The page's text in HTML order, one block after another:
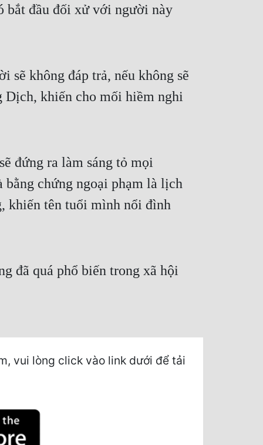
bắt đầu đối xử với người này
sẽ không đáp trả, nếu không sẽ
Dịch, khiến cho mối hiềm nghi
đứng ra làm sáng tỏ mọi
bằng chứng ngoại phạm là lịch
khiến tên tuổi mình nổi đình
đã quá phổ biến trong xã hội
vui lòng click vào link dưới để tải